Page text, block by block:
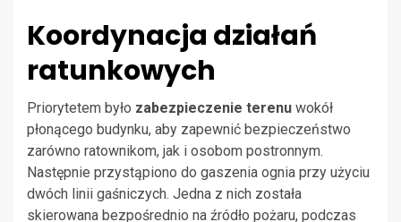
Koordynacja działań
ratunkowych
Priorytetem było zabezpieczenie terenu wokół
płonącego budynku, aby zapewnić bezpieczeństwo
zarówno ratownikom, jak i osobom postronnym.
Następnie przystąpiono do gaszenia ognia przy użyciu
dwóch linii gaśniczych. Jedna z nich została
skierowana bezpośrednio na źródło pożaru, podczas